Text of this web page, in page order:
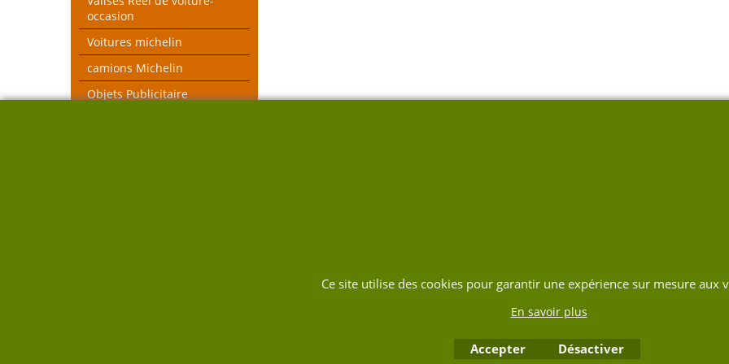
occasion
Voitures michelin
camions Michelin
Objets Publicitaire
Ce site utilise des cookies pour garantir une expérience sur mesure aux
En savoir plus
Accepter Désactiver